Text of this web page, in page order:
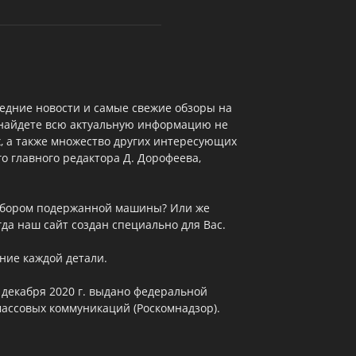
новости и самые свежие обзоры на
всю актуальную информацию не
а также множество других интересующих
главного редактора Д. Дорофеева,
подержанной машины? Или же
наш сайт создан специально для Вас.
каждой детали.
2020 г. выдано федеральной
коммуникаций (Роскомнадзор).